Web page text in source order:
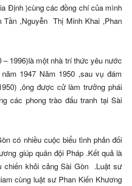
Định )cùng các đồng chí của mình
Tần ,Nguyễn Thị Minh Khai ,Phan
– 1996)là một nhà trí thức yêu nước
1947 Năm 1950 ,sau vụ đám
,ông được cử làm trưởng phái
các phong trào đấu tranh tại Sài
có nhiều cuộc biểu tình phản đối
giúp quân đội Pháp .Kết quả là
chiến khỏi cảng Sài Gòn .Luật sư
cùng luật sư Phan Kiến Khương